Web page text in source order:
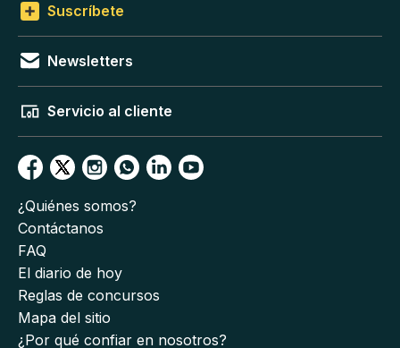
Suscríbete
Newsletters
Servicio al cliente
¿Quiénes somos?
Contáctanos
FAQ
El diario de hoy
Reglas de concursos
Mapa del sitio
¿Por qué confiar en nosotros?